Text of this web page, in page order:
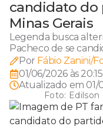
candidato do
Minas Gerais
Legenda busca
Pacheco de se
Por Fábio Zanini/
01/06/2026 às 20:15
Atualizado em 01/
Foto: